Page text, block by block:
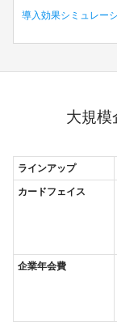
導入効果シミュレー
大規模
ラインアップ
カードフェイス
企業年会費